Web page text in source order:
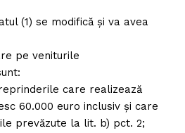
(1) se modifică și va avea
pe veniturile
care realizează
60.000 euro inclusiv și care
prevăzute la lit. b) pct. 2;